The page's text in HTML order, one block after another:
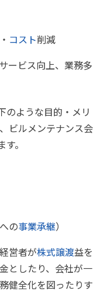
コスト削減
ービス向上、業務多
のような目的・メリ
ビルメンテナンス会
。
の事業承継）
営者が株式譲渡益を
としたり、会社が一
健全化を図ったりす